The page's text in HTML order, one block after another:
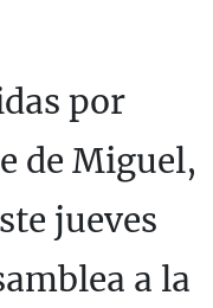
por
de Miguel,
jueves
a la